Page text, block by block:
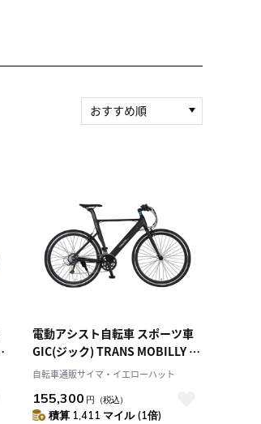
おすすめ順
レビュー件数（多い
順）
レビュー評価（高い
順）
価格（安い順）
価格（高い順）
電動アシスト自転車 スポーツ車
GIC(ジック) TRANS MOBILLY e-
UNITY7016 ブラック 700C
自転車通販サイマ・イエローハット
155,300 円 （税込）
積算 1,411 マイル (1倍)